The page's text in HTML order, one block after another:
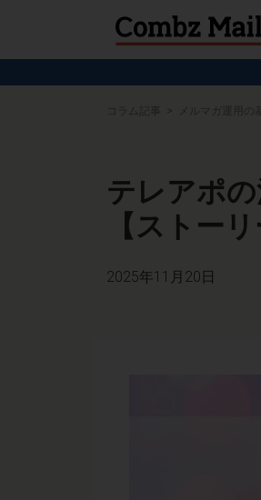
テレアポ
【ストーリ
2025年11月20日